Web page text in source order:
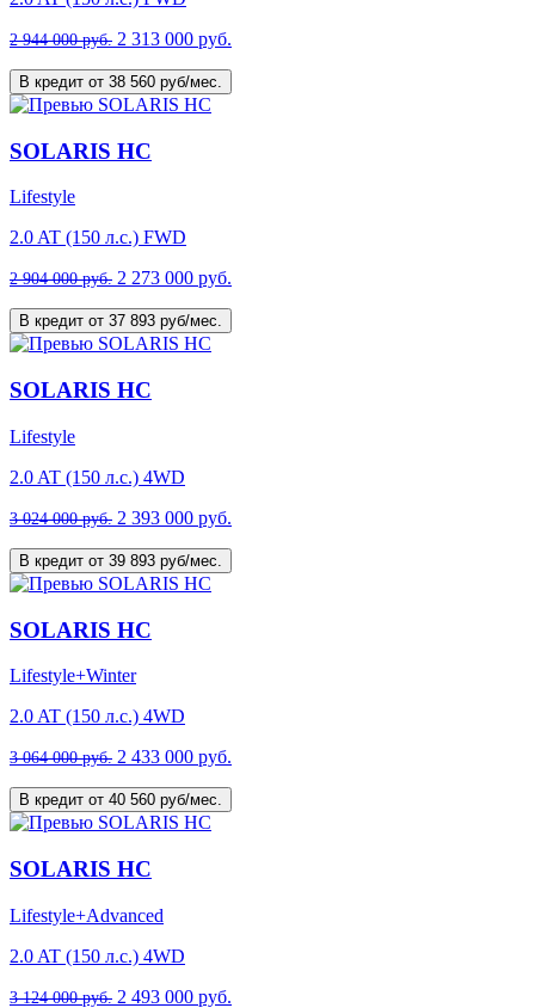
2 944 000 руб. 2 313 000 руб.
В кредит от 38 560 руб/мес.
SOLARIS HC
Lifestyle
2.0 AT (150 л.с.) FWD
2 904 000 руб. 2 273 000 руб.
В кредит от 37 893 руб/мес.
SOLARIS HC
Lifestyle
2.0 AT (150 л.с.) 4WD
3 024 000 руб. 2 393 000 руб.
В кредит от 39 893 руб/мес.
SOLARIS HC
Lifestyle+Winter
2.0 AT (150 л.с.) 4WD
3 064 000 руб. 2 433 000 руб.
В кредит от 40 560 руб/мес.
SOLARIS HC
Lifestyle+Advanced
2.0 AT (150 л.с.) 4WD
3 124 000 руб. 2 493 000 руб.